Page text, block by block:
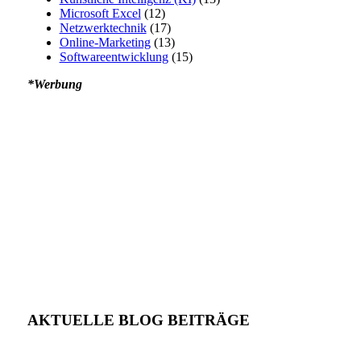
Microsoft Excel(12)
Netzwerktechnik(17)
Online-Marketing(13)
Softwareentwicklung(15)
*Werbung
AKTUELLE BLOG BEITRÄGE